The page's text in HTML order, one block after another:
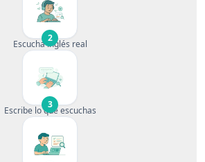
2
Escucha inglés real
3
Escribe lo que escuchas